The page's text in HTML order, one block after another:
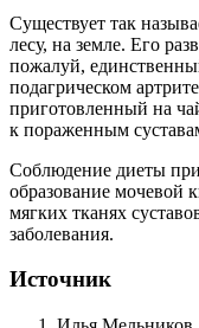
Существует так
лесу, на земле. Его
пожалуй,
подагрическом
приготовленный на
к пораженным
Соблюдение диеты
образование мочевой
мягких тканях
заболевания.
Источник